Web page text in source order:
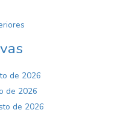
de 2026
de 2026
de 2026